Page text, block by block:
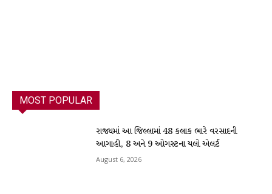
MOST POPULAR
રાજ્યમાં આ જિલ્લામાં 48 કલાક ભારે વરસાદની
આગાહી, 8 અને 9 ઓગસ્ટના યલો એલર્ટ
August 6, 2026